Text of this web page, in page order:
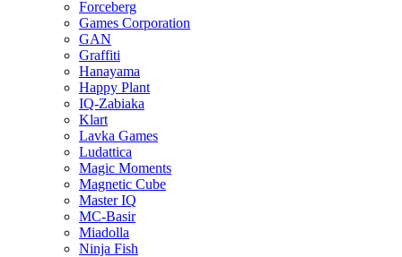
Forceberg
Games Corporation
GAN
Graffiti
Hanayama
Happy Plant
IQ-Zabiaka
Klart
Lavka Games
Ludattica
Magic Moments
Magnetic Cube
Master IQ
MC-Basir
Miadolla
Ninja Fish